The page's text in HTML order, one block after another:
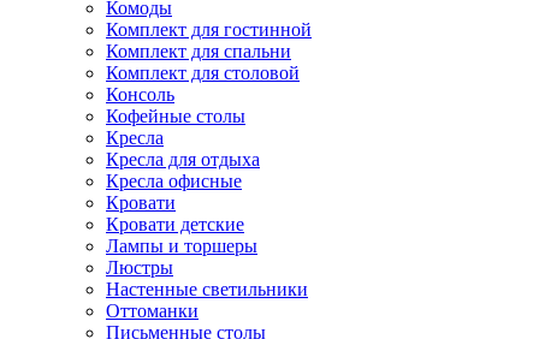
Комоды
Комплект для гостинной
Комплект для спальни
Комплект для столовой
Консоль
Кофейные столы
Кресла
Кресла для отдыха
Кресла офисные
Кровати
Кровати детские
Лампы и торшеры
Люстры
Настенные светильники
Оттоманки
Письменные столы